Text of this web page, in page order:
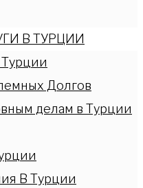
В ТУРЦИИ
Долгов
делам в Турции
В Турции